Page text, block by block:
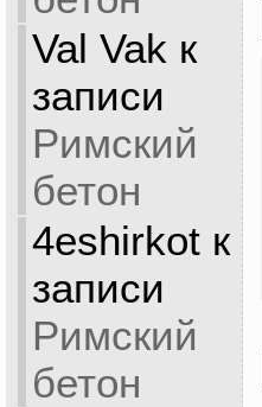
Val Vak к
записи
Римский
бетон
4eshirkotк
записи
Римский
бетон